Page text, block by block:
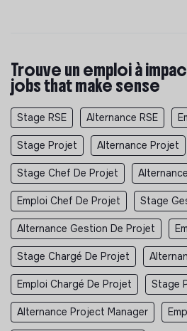
Trouve un emploi à
jobs that make sense
Stage RSE Alternance RSE
Stage Projet Alternance Projet
Stage Chef De Projet
Emploi Chef De Projet Stage
Alternance Gestion De Projet
Stage Chargé De Projet
Emploi Chargé De Projet Stage
Alternance Project Manager